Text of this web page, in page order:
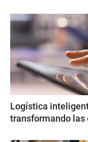
Logística
transformando las